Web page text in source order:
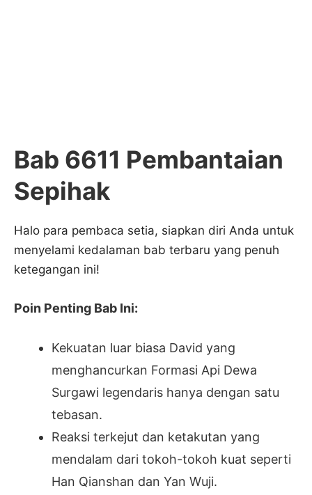
Bab 6611 Pembantaian
Sepihak
Halo para pembaca setia, siapkan diri Anda untuk
menyelami kedalaman bab terbaru yang penuh
ketegangan ini!
Poin Penting Bab Ini:
Kekuatan luar biasa David yang
menghancurkan Formasi Api Dewa
Surgawi legendaris hanya dengan satu
tebasan.
Reaksi terkejut dan ketakutan yang
mendalam dari tokoh-tokoh kuat seperti
Han Qianshan dan Yan Wuji.